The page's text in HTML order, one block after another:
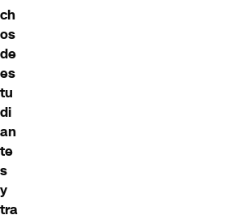
ch
os
de
es
tu
di
an
te
s
y
tra